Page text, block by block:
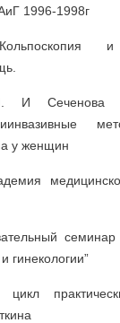
1996-1998г
и
Сеченова “
у женщин
семинар
гинекологии”
цикл